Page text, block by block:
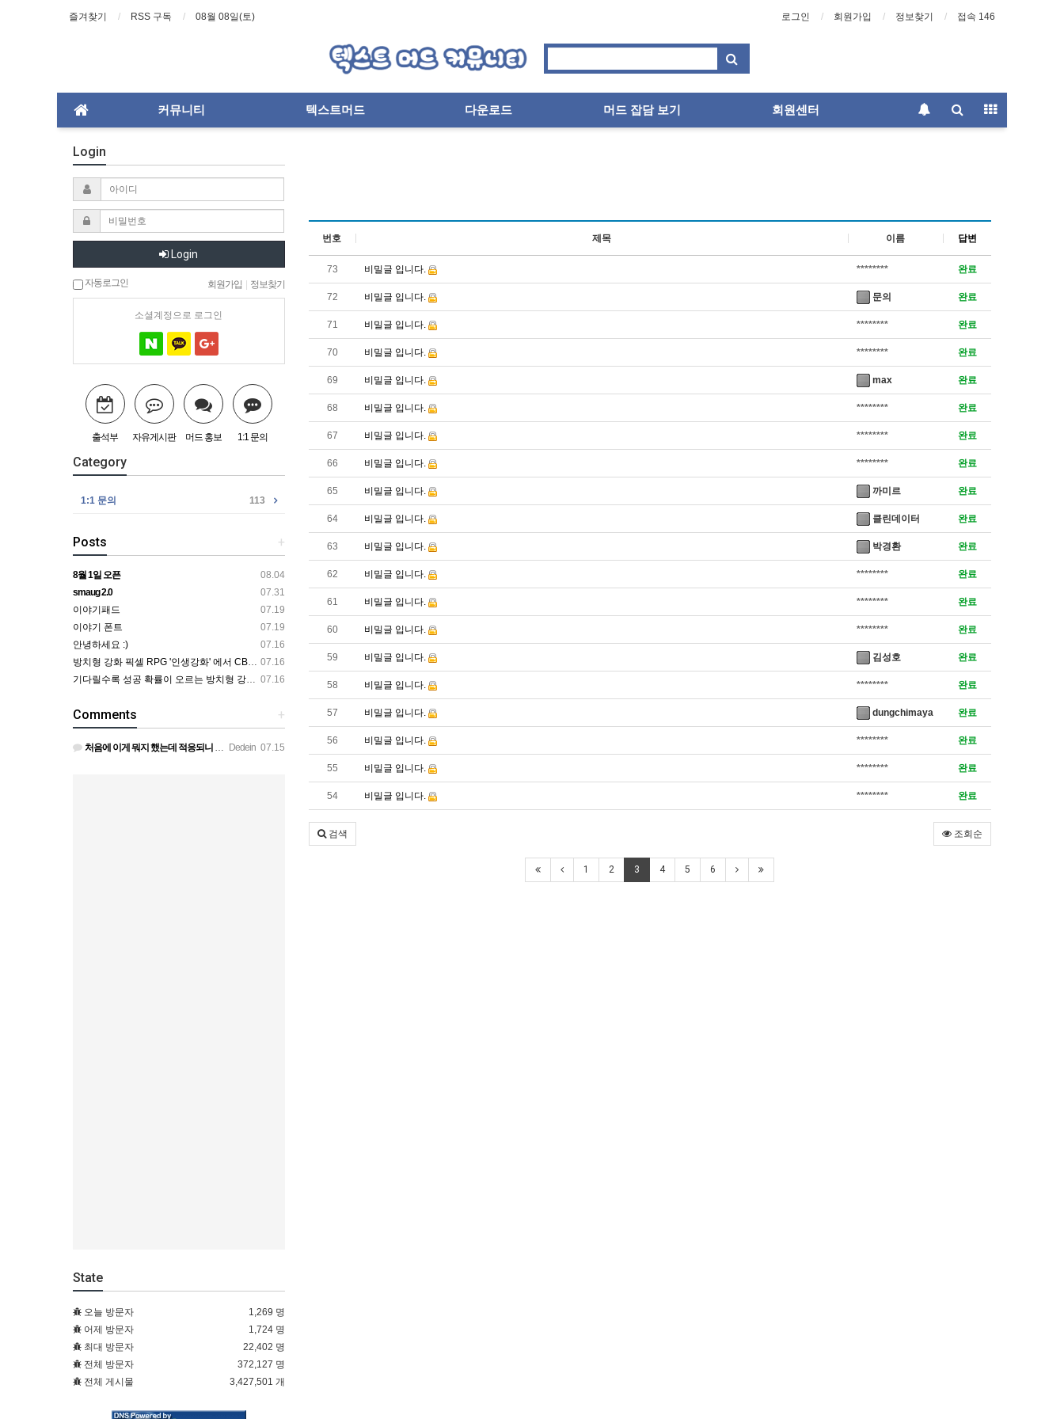
즐겨찾기 RSS 구독 08월 08일(토) 로그인 회원가입 정보찾기 접속 146
커뮤니티 텍스트머드 다운로드 머드 잡담 보기 회원센터
번호 제목 이름 답변
73 비밀글 입니다. ******** 완료
72 비밀글 입니다. 문의 완료
71 비밀글 입니다. ******** 완료
70 비밀글 입니다. ******** 완료
69 비밀글 입니다. max 완료
68 비밀글 입니다. ******** 완료
67 비밀글 입니다. ******** 완료
66 비밀글 입니다. ******** 완료
65 비밀글 입니다. 까미르 완료
64 비밀글 입니다. 클린데이터 완료
63 비밀글 입니다. 박경환 완료
62 비밀글 입니다. ******** 완료
61 비밀글 입니다. ******** 완료
60 비밀글 입니다. ******** 완료
59 비밀글 입니다. 김성호 완료
58 비밀글 입니다. ******** 완료
57 비밀글 입니다. dungchimaya 완료
56 비밀글 입니다. ******** 완료
55 비밀글 입니다. ******** 완료
54 비밀글 입니다. ******** 완료
조회순
검색
1 2 3 4 5 6
Login
Login
자동로그인 회원가입 정보찾기
소셜계정으로 로그인
출석부 자유게시판 머드 홍보 1:1 문의
Category
1:1 문의 113
+
Posts
08.04
8월 1일 오픈
07.31
smaug 2.0
07.19
이야기패드
07.19
이야기 폰트
07.16
안녕하세요 :)
07.16
방치형 강화 픽셀 RPG '인생강화' 에서 CBT 인원을 모집합니다.
07.16
기다릴수록 성공 확률이 오르는 방치형 강화 RPG — 인생강화 ※8월 초 오픈 예정 (현재 CBT 중)
+
Comments
Dedein 07.15
처음에 이게 뭐지 했는데 적응되니 할만하네요 정보가 없긴하지만 게밍 안에 게시판 에서 하나씩 찾아보면은 그래…
State
오늘 방문자
1,269 명
어제 방문자
1,724 명
최대 방문자
22,402 명
전체 방문자
372,127 명
전체 게시물
3,427,501 개